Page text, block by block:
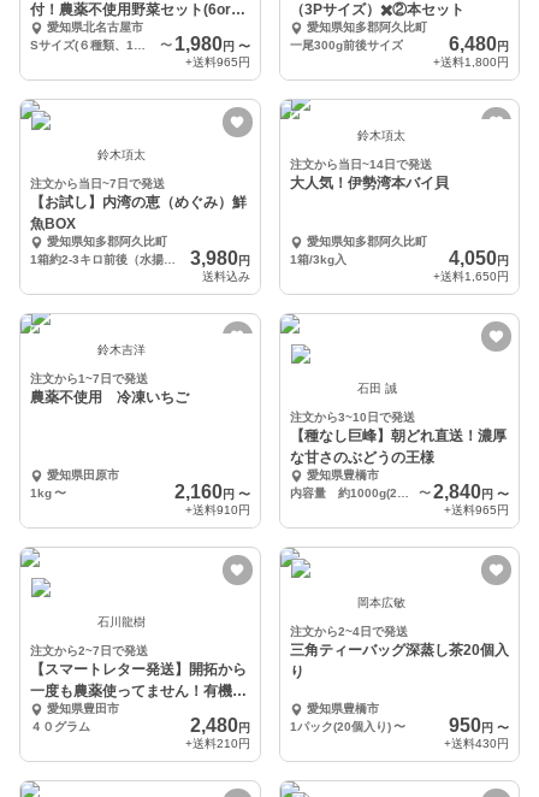
付！農薬不使用野菜セット(6or9
品)/レシピ付き
愛知県北名古屋市
〜 1,980円 〜
+送料965円
（3Pサイズ）✖️②本セット
愛知県知多郡阿久比町
一尾300g前後サイズ
6,480円
+送料1,800円
鈴木項太
注文から当日~7日で発送
【お試し】内湾の恵（めぐみ）鮮
魚BOX
愛知県知多郡阿久比町
3,980円
送料込み
鈴木項太
注文から当日~14日で発送
大人気！伊勢湾本バイ貝
愛知県知多郡阿久比町
1箱/3kg入
4,050円
+送料1,650円
鈴木吉洋
注文から1~7日で発送
農薬不使用 冷凍いちご
愛知県田原市
1kg〜 2,160円 〜
+送料910円
石田 誠
注文から3~10日で発送
【種なし巨峰】朝どれ直送！濃厚
な甘さのぶどうの王様
愛知県豊橋市
〜2,840円 〜
+送料965円
石川龍樹
注文から2~7日で発送
【スマートレター発送】開拓から
一度も農薬使ってません！有機抹
茶こまかげ
愛知県豊田市
４０グラム
2,480円
+送料210円
岡本広敏
注文から2~4日で発送
三角ティーバッグ深蒸し茶20個入
り
愛知県豊橋市
1パック(20個入り) 〜 950円 〜
+送料430円